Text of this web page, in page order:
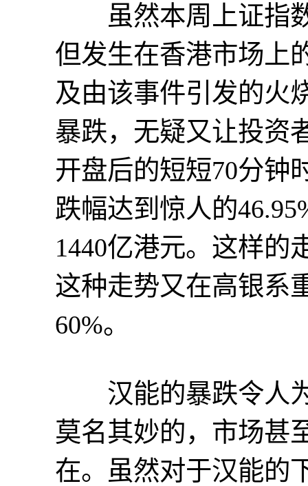
虽然本周上证指数
但发生在香港市场上
及由该事件引发的火
暴跌，无疑又让投资
开盘后的短短70分钟
跌幅达到惊人的
1440亿港元。这样的
这种走势又在高银系
60%。
汉能的暴跌令人为
莫名其妙的，市场甚
在。虽然对于汉能的